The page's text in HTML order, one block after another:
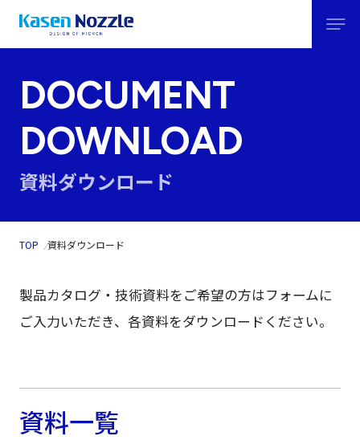
DOCUMENT
DOWNLOAD
資料ダウンロード
TOP 資料ダウンロード
製品カタログ・技術資料をご希望の方はフォームに
ご入力いただき、各資料をダウンロードください。
資料一覧